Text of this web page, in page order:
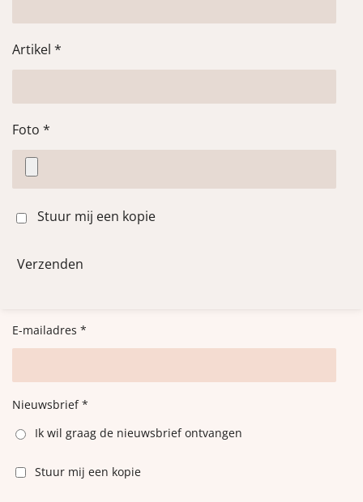
Artikel *
Foto *
Stuur mij een kopie
Verzenden
E-mailadres *
Nieuwsbrief *
Ik wil graag de nieuwsbrief ontvangen
Stuur mij een kopie